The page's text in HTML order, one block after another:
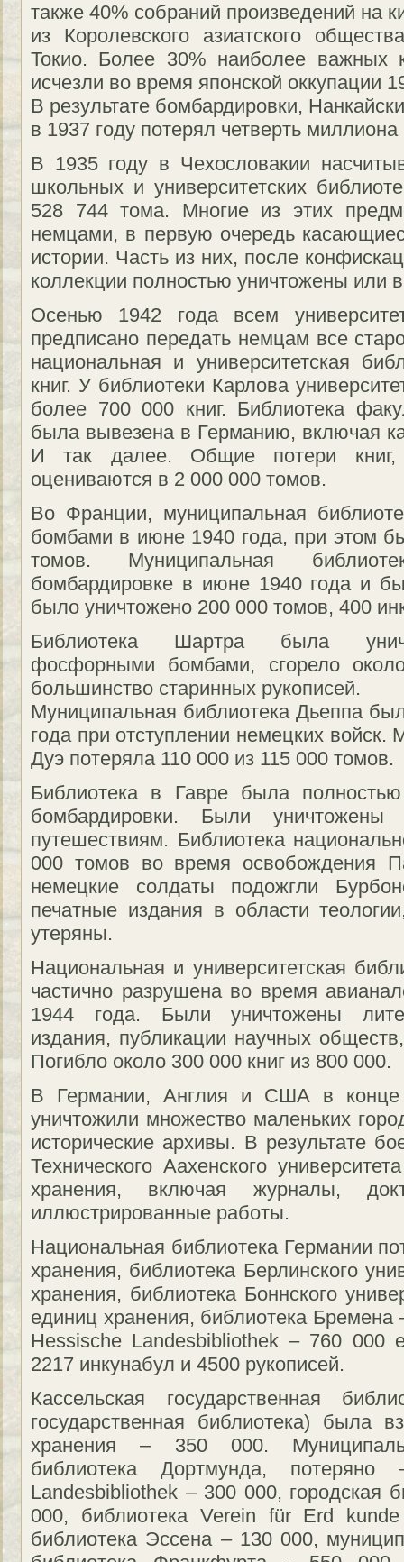
также 40% собраний произведений на
из Королевского азиатского
Токио. Более 30% наиболее важных
исчезли во время японской оккупации
В результате бомбардировки,
в 1937 году потерял четверть
В 1935 году в Чехословакии
школьных и университетских
528 744 тома. Многие из этих
немцами, в первую очередь
истории. Часть из них, после
коллекции полностью уничтожены или
Осенью 1942 года всем
предписано передать немцам все
национальная и университетская
книг. У библиотеки Карлова
более 700 000 книг. Библиотека
была вывезена в Германию, включая
И так далее. Общие потери книг,
оцениваются в 2 000 000 томов.
Во Франции, муниципальная
бомбами в июне 1940 года, при этом
томов. Муниципальная
бомбардировке в июне 1940 года и
было уничтожено 200 000 томов, 400
Библиотека Шартра была
фосфорными бомбами, сгорело
большинство старинных рукописей.
Муниципальная библиотека Дьеппа
года при отступлении немецких войск.
Дуэ потеряла 110 000 из 115 000 томов.
Библиотека в Гавре была
бомбардировки. Были
путешествиям. Библиотека
000 томов во время освобождения
немецкие солдаты подожгли
печатные издания в области
утеряны.
Национальная и университетская
частично разрушена во время
1944 года. Были уничтожены
издания, публикации научных
Погибло около 300 000 книг из 800 000.
В Германии, Англия и США в конце
уничтожили множество маленьких
исторические архивы. В результате
Технического Аахенского
хранения, включая журналы,
иллюстрированные работы.
Национальная библиотека Германии
хранения, библиотека Берлинского
хранения, библиотека Боннского
единиц хранения, библиотека Бремена
Hessische Landesbibliothek – 760 000
2217 инкунабул и 4500 рукописей.
Кассельская государственная
государственная библиотека) была
хранения – 350 000.
библиотека Дортмунда,
Landesbibliothek – 300 000, городская
000, библиотека Verein für Erd
библиотека Эссена – 130 000,